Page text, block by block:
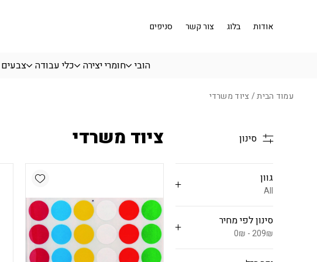
אודות
בלוג צור קשר סניפים
הובי חומרי יצירה כלי עבודה צבעים
עמוד הבית/ ציוד משרדי
ציוד משרדי סינון
גוון
All
סינון לפי מחיר
0₪ - 209₪
Add wishlist